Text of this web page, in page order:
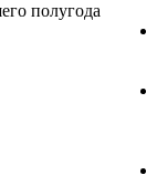
полугода